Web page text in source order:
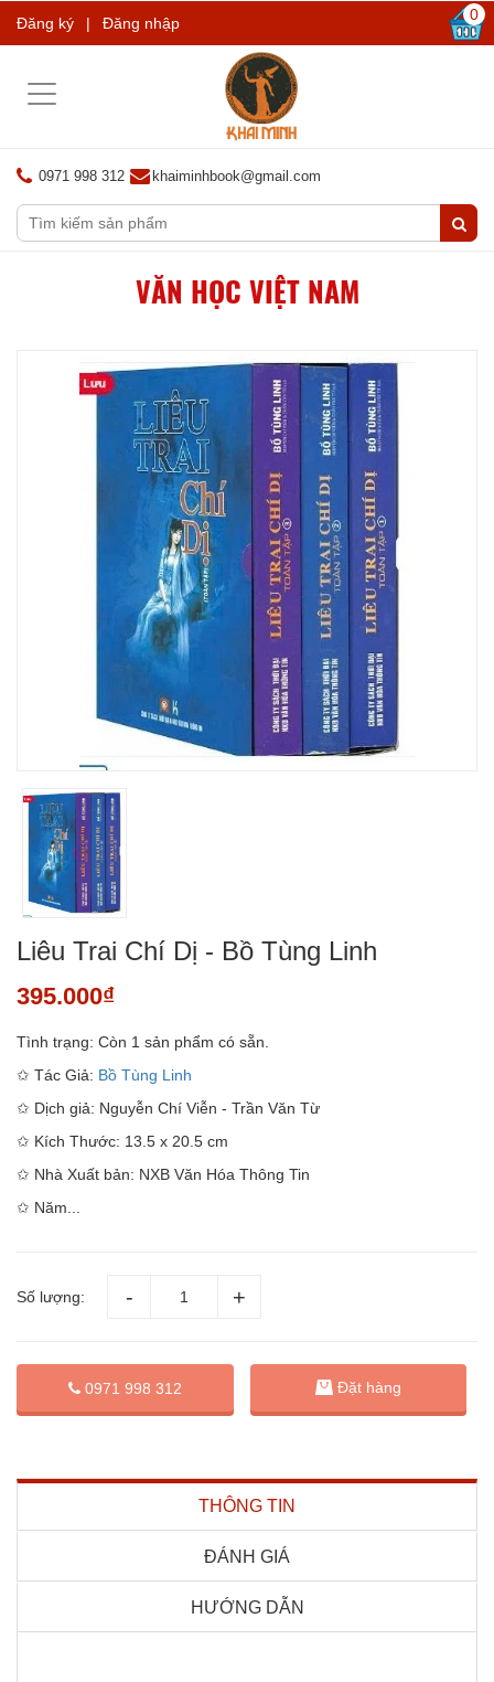
Đăng ký | Đăng nhập 0
Toggle
0971 998 312 khaiminhbook@gmail.com
VĂN HỌC VIỆT NAM
Liêu Trai Chí Dị - Bồ Tùng Linh
395.000₫
Tình trạng: Còn 1 sản phẩm có sẵn.
✩ Tác Giả: Bồ Tùng Linh
✩ Dịch giả: Nguyễn Chí Viễn - Trần Văn Từ
✩ Kích Thước: 13.5 x 20.5 cm
✩ Nhà Xuất bản: NXB Văn Hóa Thông Tin
✩ Năm...
Số lượng:
0971 998 312 Đặt hàng
THÔNG TIN
ĐÁNH GIÁ
HƯỚNG DẪN